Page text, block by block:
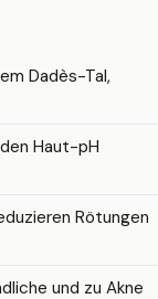
Dadès-Tal,
Haut-pH
Rötungen
und zu Akne